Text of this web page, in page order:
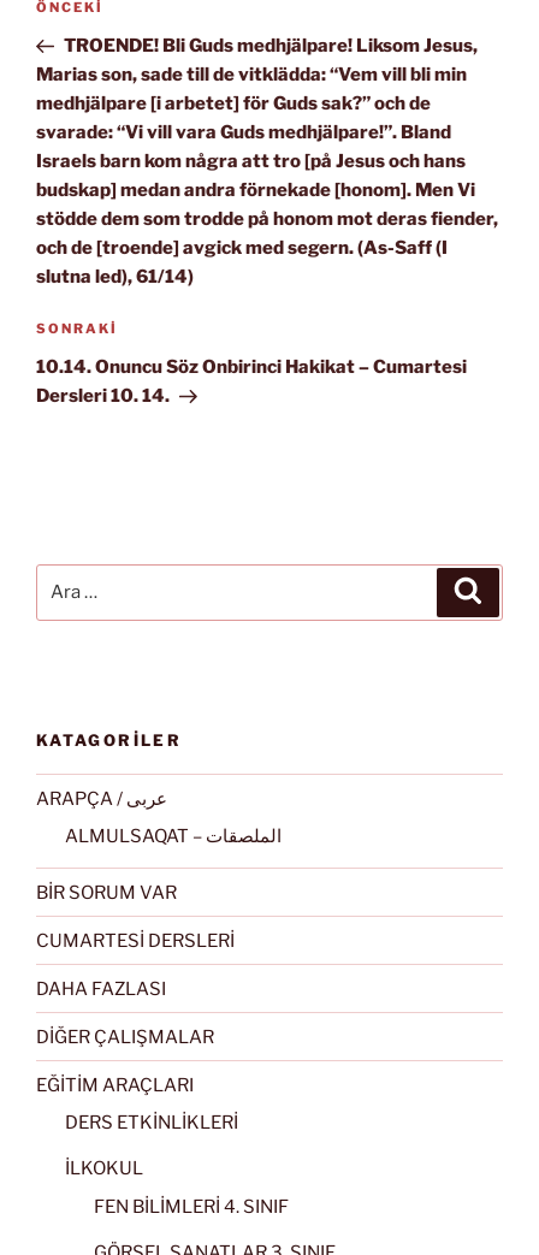
Önceki
Yazı
ÖNCEKI
TROENDE! Bli Guds medhjälpare! Liksom Jesus,
Marias son, sade till de vitklädda: “Vem vill bli min
medhjälpare [i arbetet] för Guds sak?” och de
svarade: “Vi vill vara Guds medhjälpare!”. Bland
Israels barn kom några att tro [på Jesus och hans
budskap] medan andra förnekade [honom]. Men Vi
stödde dem som trodde på honom mot deras fiender,
och de [troende] avgick med segern. (As-Saff (I
slutna led), 61/14)
Sonraki
Yazı
SONRAKI
10.14. Onuncu Söz Onbirinci Hakikat – Cumartesi
Dersleri 10. 14.
KATAGORİLER
ARAPÇA / عربى
ALMULSAQAT – الملصقات
BİR SORUM VAR
CUMARTESİ DERSLERİ
DAHA FAZLASI
DİĞER ÇALIŞMALAR
EĞİTİM ARAÇLARI
DERS ETKİNLİKLERİ
İLKOKUL
FEN BİLİMLERİ 4. SINIF